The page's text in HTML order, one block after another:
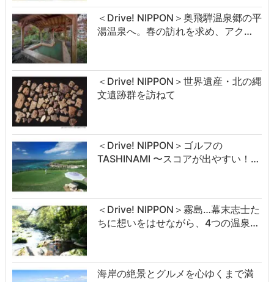
＜Drive! NIPPON＞奥飛騨温泉郷の平
湯温泉へ。春の訪れを求め、アク…
＜Drive! NIPPON＞世界遺産・北の縄
文遺跡群を訪ねて
＜Drive! NIPPON＞ゴルフの
TASHINAMI 〜スコアが出やすい！…
＜Drive! NIPPON＞霧島…幕末志士た
ちに想いをはせながら、4つの温泉…
海岸の絶景とグルメを心ゆくまで満